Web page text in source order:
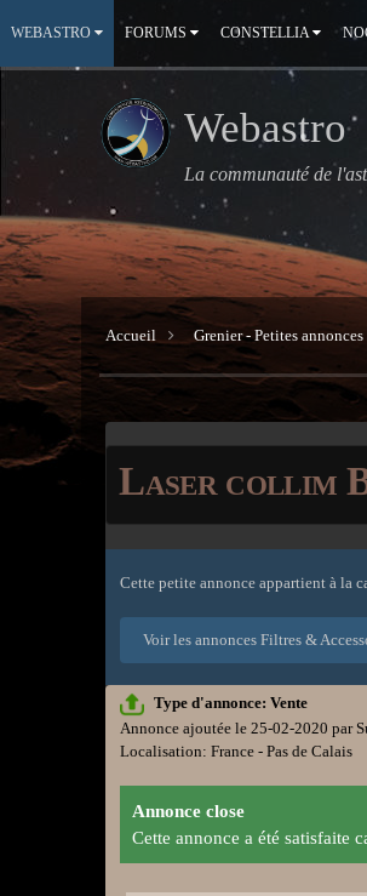
WEBASTRO FORUMS CONSTELLIA
Webastro
La communauté de
Accueil Grenier - Petites annonces
Laser collim
Cette petite annonce appartient à la
Voir les annonces Filtres &
Type d'annonce: Vente
Annonce ajoutée le 25-02-2020 par
Localisation: France - Pas de Calais
Annonce close
Cette annonce a été satisfaite